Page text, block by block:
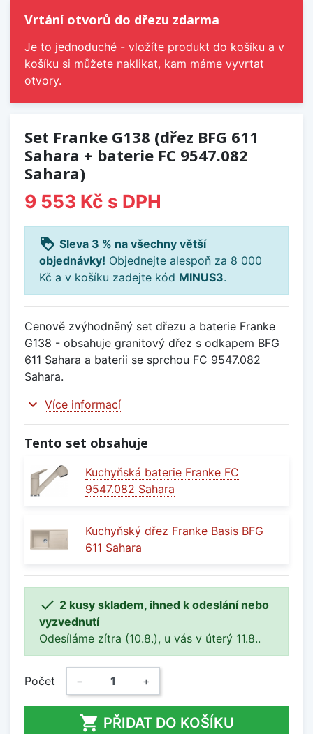
Vrtání otvorů do dřezu zdarma
Je to jednoduché - vložíte produkt do košíku a v
košíku si můžete naklikat, kam máme vyvrtat
otvory.
Set Franke G138 (dřez BFG 611
Sahara + baterie FC 9547.082
Sahara)
9 553 Kč s DPH
loyalty Sleva 3 % na všechny větší
objednávky! Objednejte alespoň za 8 000
Kč a v košíku zadejte kód MINUS3.
Cenově zvýhodněný set dřezu a baterie Franke
G138 - obsahuje granitový dřez s odkapem BFG
611 Sahara a baterii se sprchou FC 9547.082
Sahara.
expand_more Více informací
Tento set obsahuje
Kuchyňská baterie Franke FC
9547.082 Sahara
Kuchyňský dřez Franke Basis BFG
611 Sahara
 2 kusy skladem, ihned k odeslání nebo
vyzvednutí
Odesíláme zítra (10.8.), u vás v úterý 11.8..
Počet − +
 PŘIDAT DO KOŠÍKU